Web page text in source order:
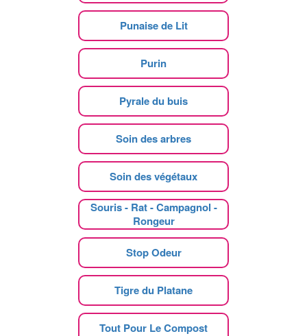
Punaise de Lit
Purin
Pyrale du buis
Soin des arbres
Soin des végétaux
Souris - Rat - Campagnol -
Rongeur
Stop Odeur
Tigre du Platane
Tout Pour Le Compost